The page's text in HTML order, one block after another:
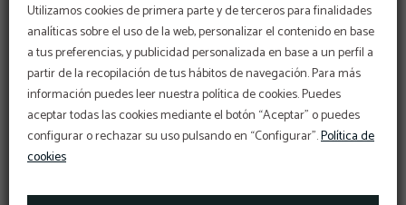
Utilizamos cookies de primera parte y de terceros para finalidades
analíticas sobre el uso de la web, personalizar el contenido en base
a tus preferencias, y publicidad personalizada en base a un perfil a
partir de la recopilación de tus hábitos de navegación. Para más
información puedes leer nuestra política de cookies. Puedes
aceptar todas las cookies mediante el botón “Aceptar” o puedes
configurar o rechazar su uso pulsando en “Configurar”.Política de
cookies
Descuento adicional con el código PROMOWEB